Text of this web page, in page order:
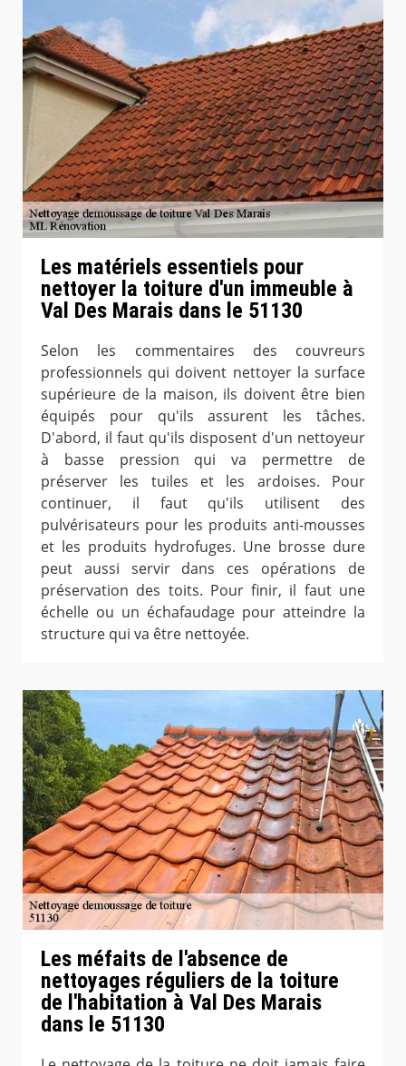
Les matériels essentiels pour
nettoyer la toiture d'un immeuble à
Val Des Marais dans le 51130
Selon les commentaires des couvreurs
professionnels qui doivent nettoyer la surface
supérieure de la maison, ils doivent être bien
équipés pour qu'ils assurent les tâches.
D'abord, il faut qu'ils disposent d'un nettoyeur
à basse pression qui va permettre de
préserver les tuiles et les ardoises. Pour
continuer, il faut qu'ils utilisent des
pulvérisateurs pour les produits anti-mousses
et les produits hydrofuges. Une brosse dure
peut aussi servir dans ces opérations de
préservation des toits. Pour finir, il faut une
échelle ou un échafaudage pour atteindre la
structure qui va être nettoyée.
Les méfaits de l'absence de
nettoyages réguliers de la toiture
de l'habitation à Val Des Marais
dans le 51130